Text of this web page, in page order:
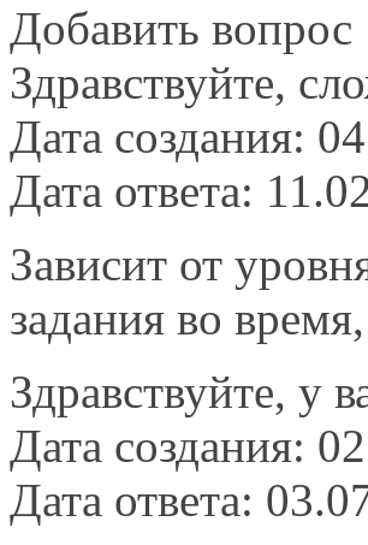
Добавить вопрос
Здравствуйте,
Дата создания:
Дата ответа:
Зависит от
задания во
Здравствуйте, у
Дата создания:
Дата ответа: